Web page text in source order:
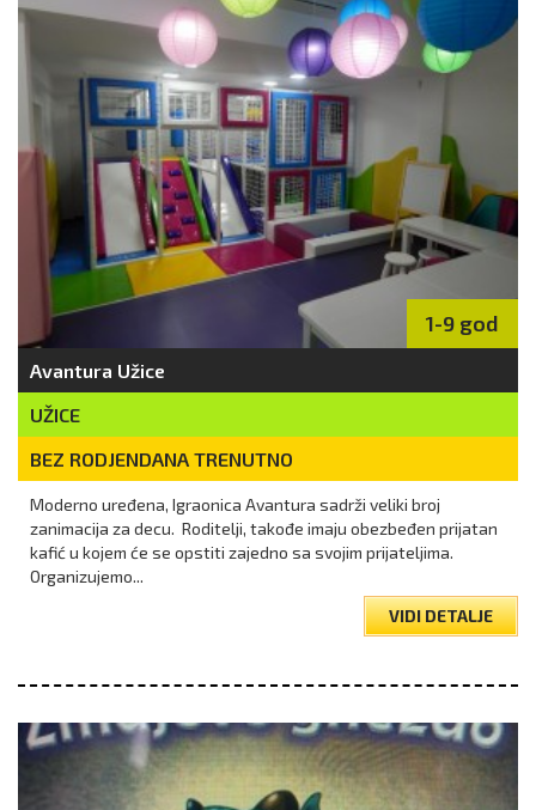
1-9 god
Avantura Užice
UŽICE
BEZ RODJENDANA TRENUTNO
Moderno uređena, Igraonica Avantura sadrži veliki broj
zanimacija za decu. Roditelji, takođe imaju obezbeđen prijatan
kafić u kojem će se opstiti zajedno sa svojim prijateljima.
Organizujemo...
VIDI DETALJE